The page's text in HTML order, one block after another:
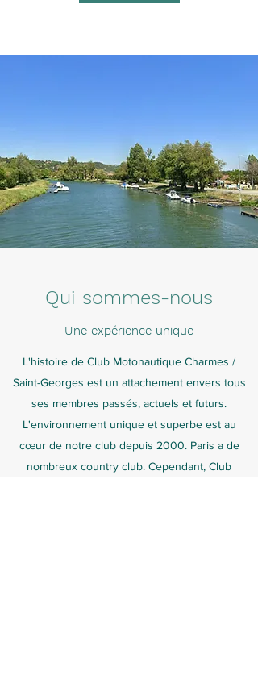
Qui sommes-nous
Une expérience unique
L'histoire de Club Motonautique Charmes /
Saint-Georges est un attachement envers tous
ses membres passés, actuels et futurs.
L'environnement unique et superbe est au
cœur de notre club depuis 2000. Paris a de
nombreux country club. Cependant, Club